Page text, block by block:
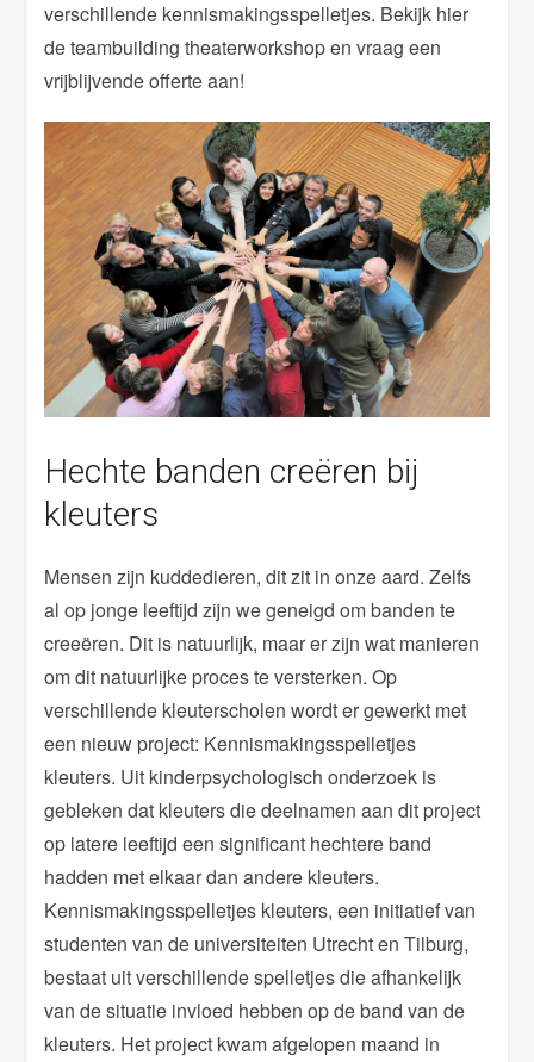
verschillende kennismakingsspelletjes. Bekijk hier
de teambuilding theaterworkshop en vraag een
vrijblijvende offerte aan!
Hechte banden creëren bij
kleuters
Mensen zijn kuddedieren, dit zit in onze aard. Zelfs
al op jonge leeftijd zijn we geneigd om banden te
creeëren. Dit is natuurlijk, maar er zijn wat manieren
om dit natuurlijke proces te versterken. Op
verschillende kleuterscholen wordt er gewerkt met
een nieuw project: Kennismakingsspelletjes
kleuters. Uit kinderpsychologisch onderzoek is
gebleken dat kleuters die deelnamen aan dit project
op latere leeftijd een significant hechtere band
hadden met elkaar dan andere kleuters.
Kennismakingsspelletjes kleuters, een initiatief van
studenten van de universiteiten Utrecht en Tilburg,
bestaat uit verschillende spelletjes die afhankelijk
van de situatie invloed hebben op de band van de
kleuters. Het project kwam afgelopen maand in